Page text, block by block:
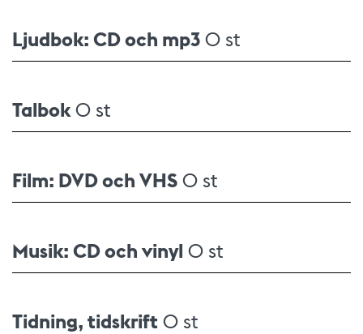
Ljudbok: CD och mp30 st
Talbok0 st
Film: DVD och VHS0 st
Musik: CD och vinyl 0 st
Tidning, tidskrift 0 st